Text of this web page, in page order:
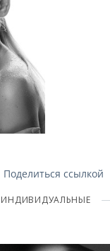
Поделиться ссылкой
ИНДИВИДУАЛЬНЫЕ